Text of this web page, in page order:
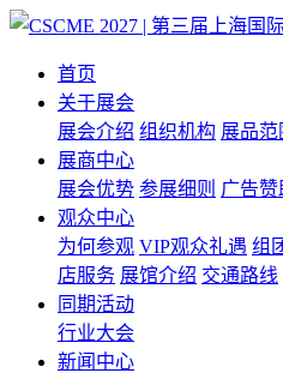
首页
关于展会
展会介绍 组织机构 展品范
展商中心
展会优势 参展细则 广告赞
观众中心
为何参观 VIP观众礼遇 组
店服务 展馆介绍 交通路线
同期活动
行业大会
新闻中心